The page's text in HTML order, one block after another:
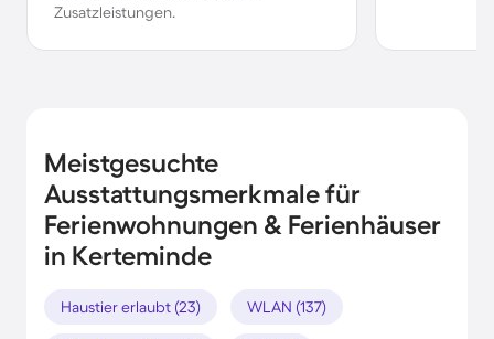
Zusatzleistungen.
Meistgesuchte
Ausstattungsmerkmale für
Ferienwohnungen & Ferienhäuser
in Kerteminde
Haustier erlaubt (23) WLAN (137)